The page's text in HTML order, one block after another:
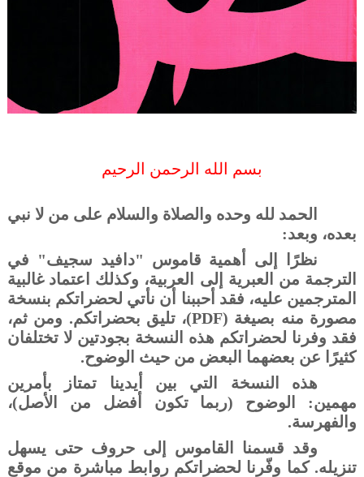
بسم الله الرحمن الرحيم
الحمد لله وحده والصلاة والسلام على من لا نبي
بعده، وبعد:
نظرًا إلى أهمية قاموس "دافيد سجيف" في
الترجمة من العبرية إلى العربية، وكذلك اعتماد غالبية
المترجمين عليه، فقد أحببنا أن نأتي لحضراتكم بنسخة
مصورة منه بصيغة (PDF)، تليق بحضراتكم. ومن ثم،
فقد وفرنا لحضراتكم هذه النسخة بجودتين لا تختلفان
كثيرًا عن بعضهما البعض من حيث الوضوح.
هذه النسخة التي بين أيدينا تمتاز بأمرين
مهمين: الوضوح (ربما تكون أفضل من الأصل)،
والفهرسة.
وقد قسمنا القاموس إلى حروف حتى يسهل
تنزيله. كما وفّرنا لحضراتكم روابط مباشرة من موقع